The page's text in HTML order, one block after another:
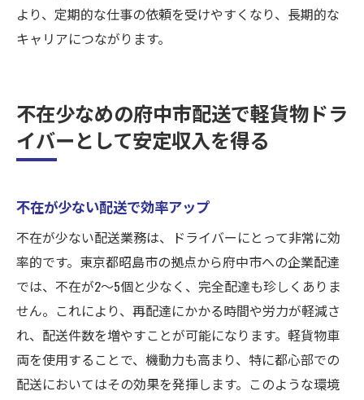
より、定期的な仕事の依頼を受けやすくなり、長期的な
キャリアにつながります。
不在少なめの府中市配送で軽貨物ドラ
イバーとして安定収入を得る
不在が少ない配送で効率アップ
不在が少ない配送業務は、ドライバーにとって非常に効
率的です。東京都昭島市の拠点から府中市への企業配達
では、不在が2〜5個と少なく、完全配達も珍しくありま
せん。これにより、再配達にかかる時間や労力が軽減さ
れ、配送件数を増やすことが可能になります。軽貨物車
両を使用することで、機動力も高まり、特に都心部での
配送においてはその効果を発揮します。このような環境